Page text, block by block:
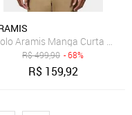
Aramis Manga Curta
R$499,90 - 68%
R$ 159,92